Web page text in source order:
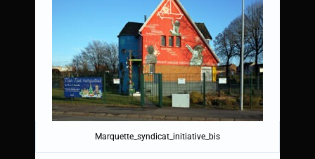
Marquette_syndicat_initiative_bis